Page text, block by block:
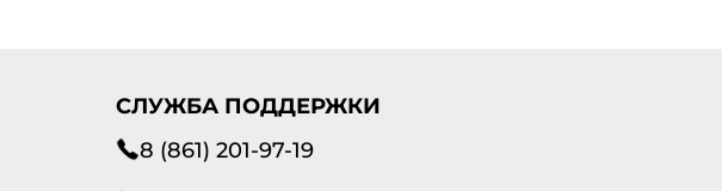
СЛУЖБА ПОДДЕРЖКИ
8 (861) 201-97-19